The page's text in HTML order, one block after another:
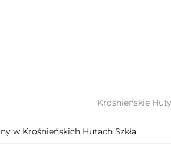
Krośnieńskie Huty
w Krośnieńskich Hutach Szkła.